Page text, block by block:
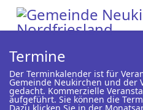
Termine
Der Terminkalender ist für
Gemeinde Neukirchen und der
gedacht. Kommerzielle
aufgeführt. Sie können die